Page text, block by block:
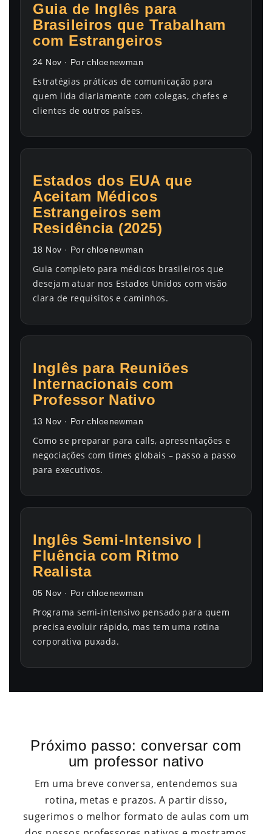
Guia de Inglês para
Brasileiros que Trabalham
com Estrangeiros
24 Nov · Por chloenewman
Estratégias práticas de comunicação para
quem lida diariamente com colegas, chefes e
clientes de outros países.
Estados dos EUA que
Aceitam Médicos
Estrangeiros sem
Residência (2025)
18 Nov · Por chloenewman
Guia completo para médicos brasileiros que
desejam atuar nos Estados Unidos com visão
clara de requisitos e caminhos.
Inglês para Reuniões
Internacionais com
Professor Nativo
13 Nov · Por chloenewman
Como se preparar para calls, apresentações e
negociações com times globais – passo a passo
para executivos.
Inglês Semi-Intensivo |
Fluência com Ritmo
Realista
05 Nov · Por chloenewman
Programa semi-intensivo pensado para quem
precisa evoluir rápido, mas tem uma rotina
corporativa puxada.
Próximo passo: conversar com
um professor nativo
Em uma breve conversa, entendemos sua
rotina, metas e prazos. A partir disso,
sugerimos o melhor formato de aulas com um